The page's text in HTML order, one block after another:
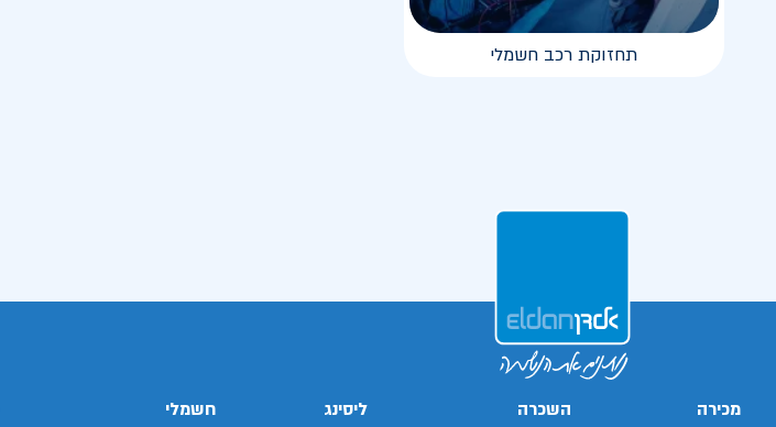
תחזוקת רכב חשמלי
מכירה
השכרה
ליסינג
חשמלי